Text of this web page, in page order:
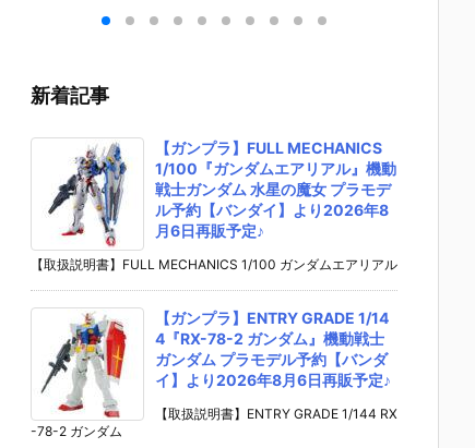
ピース DX
トトイズ】よ
月発売予定☆
ング・ヤマグ
発売予定♪
ャットウーマ
売予定♪
新着記事
【ガンプラ】FULL MECHANICS
1/100『ガンダムエアリアル』機動
戦士ガンダム 水星の魔女 プラモデ
ル予約【バンダイ】より2026年8
月6日再販予定♪
【取扱説明書】FULL MECHANICS 1/100 ガンダムエアリアル
【ガンプラ】ENTRY GRADE 1/14
4『RX-78-2 ガンダム』機動戦士
ガンダム プラモデル予約【バンダ
イ】より2026年8月6日再販予定♪
【取扱説明書】ENTRY GRADE 1/144 RX
-78-2 ガンダム